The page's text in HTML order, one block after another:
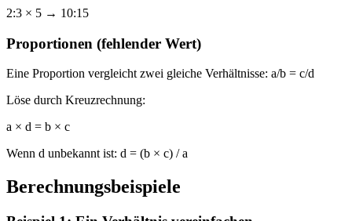
2:3 × 5 → 10:15
Proportionen (fehlender Wert)
Eine Proportion vergleicht zwei gleiche Verhältnisse: a/b = c/d
Löse durch Kreuzrechnung:
a × d = b × c
Wenn d unbekannt ist: d = (b × c) / a
Berechnungsbeispiele